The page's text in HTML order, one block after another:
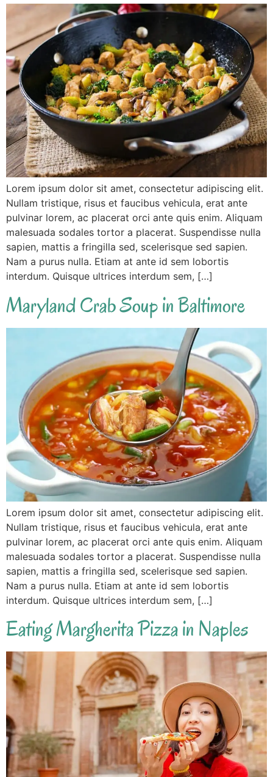
Lorem ipsum dolor sit amet, consectetur adipiscing elit.
Nullam tristique, risus et faucibus vehicula, erat ante
pulvinar lorem, ac placerat orci ante quis enim. Aliquam
malesuada sodales tortor a placerat. Suspendisse nulla
sapien, mattis a fringilla sed, scelerisque sed sapien.
Nam a purus nulla. Etiam at ante id sem lobortis
interdum. Quisque ultrices interdum sem, […]
Maryland Crab Soup in Baltimore
Lorem ipsum dolor sit amet, consectetur adipiscing elit.
Nullam tristique, risus et faucibus vehicula, erat ante
pulvinar lorem, ac placerat orci ante quis enim. Aliquam
malesuada sodales tortor a placerat. Suspendisse nulla
sapien, mattis a fringilla sed, scelerisque sed sapien.
Nam a purus nulla. Etiam at ante id sem lobortis
interdum. Quisque ultrices interdum sem, […]
Eating Margherita Pizza in Naples